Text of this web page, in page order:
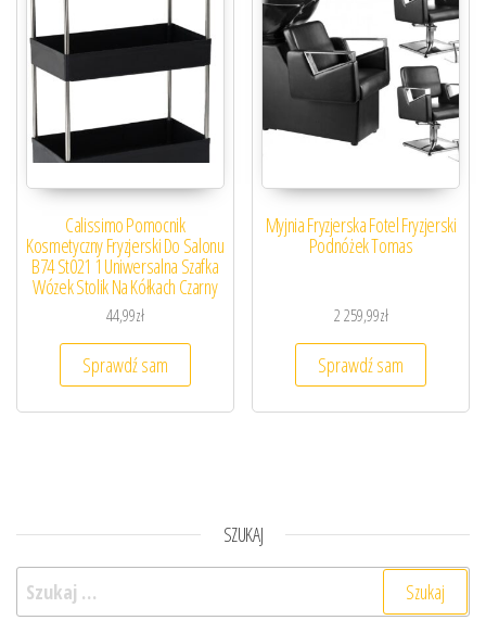
Calissimo Pomocnik
Kosmetyczny Fryzjerski Do Salonu
B74 St021 1 Uniwersalna Szafka
Wózek Stolik Na Kółkach Czarny
44,99zł
Sprawdź sam
Myjnia Fryzjerska Fotel Fryzjerski
Podnóżek Tomas
2 259,99zł
Sprawdź sam
SZUKAJ
Szukaj: